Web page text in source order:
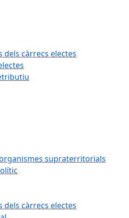
càrrecs electes
supraterritorials
càrrecs electes